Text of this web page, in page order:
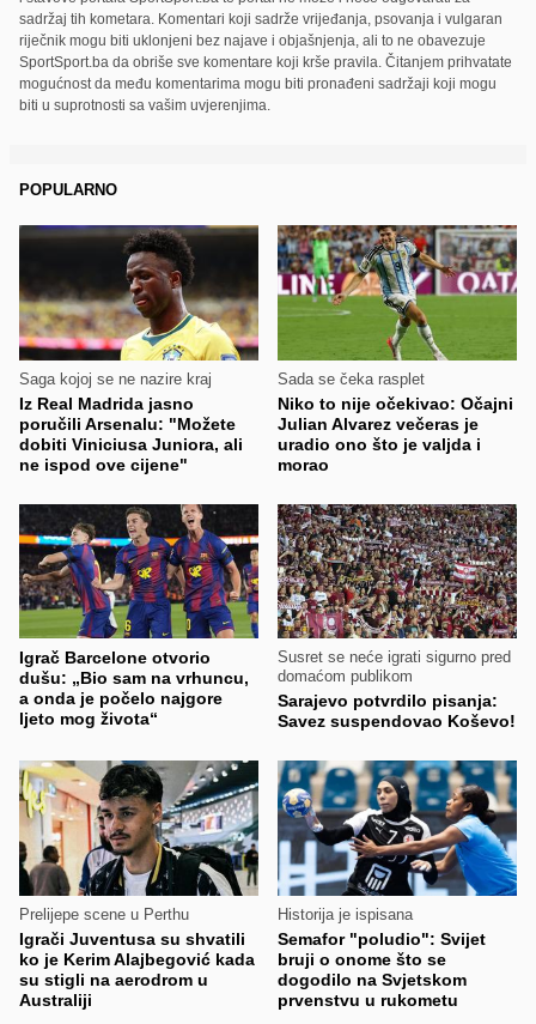
sadržaj tih kometara. Komentari koji sadrže vrijeđanja, psovanja i vulgaran
riječnik mogu biti uklonjeni bez najave i objašnjenja, ali to ne obavezuje
SportSport.ba da obriše sve komentare koji krše pravila. Čitanjem prihvatate
mogućnost da među komentarima mogu biti pronađeni sadržaji koji mogu
biti u suprotnosti sa vašim uvjerenjima.
POPULARNO
Saga kojoj se ne nazire kraj
Iz Real Madrida jasno
poručili Arsenalu: "Možete
dobiti Viniciusa Juniora, ali
ne ispod ove cijene"
Sada se čeka rasplet
Niko to nije očekivao: Očajni
Julian Alvarez večeras je
uradio ono što je valjda i
morao
Igrač Barcelone otvorio
dušu: „Bio sam na vrhuncu,
a onda je počelo najgore
ljeto mog života“
Susret se neće igrati sigurno pred
domaćom publikom
Sarajevo potvrdilo pisanja:
Savez suspendovao Koševo!
Prelijepe scene u Perthu
Igrači Juventusa su shvatili
ko je Kerim Alajbegović kada
su stigli na aerodrom u
Australiji
Historija je ispisana
Semafor "poludio": Svijet
bruji o onome što se
dogodilo na Svjetskom
prvenstvu u rukometu